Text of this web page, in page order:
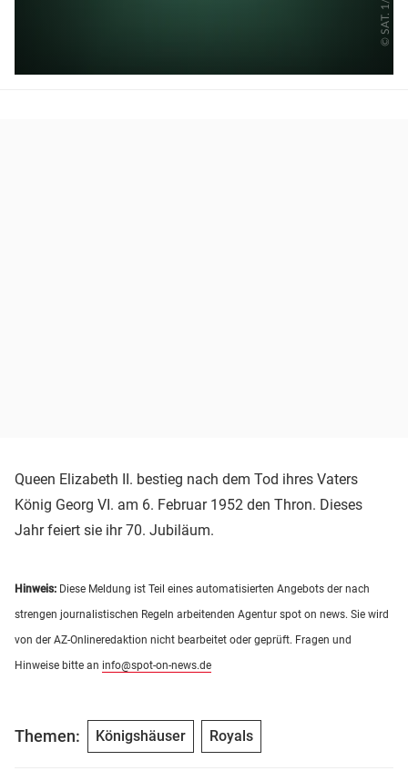
Queen Elizabeth II. bestieg nach dem Tod ihres Vaters
König Georg VI. am 6. Februar 1952 den Thron. Dieses
Jahr feiert sie ihr 70. Jubiläum.
Hinweis: Diese Meldung ist Teil eines automatisierten Angebots der nach
strengen journalistischen Regeln arbeitenden Agentur spot on news. Sie wird
von der AZ-Onlineredaktion nicht bearbeitet oder geprüft. Fragen und
Hinweise bitte an info@spot-on-news.de
Themen: Königshäuser Royals